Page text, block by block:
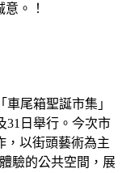
。！
尾箱聖誕市集」
31日舉行。今次市
，以街頭藝術為主
驗的公共空間，展